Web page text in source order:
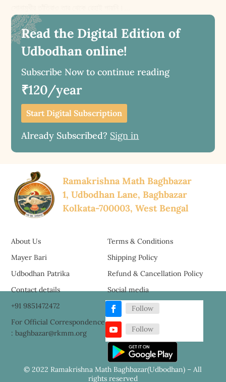
Read the Digital Edition of
Udbodhan online!
Subscribe Now to continue reading
₹120/year
Start Digital Subscription
Already Subscribed? Sign in
Ramakrishna Math Baghbazar
1, Udbodhan Lane, Baghbazar
Kolkata-700003, West Bengal
About Us
Mayer Bari
Udbodhan Patrika
Terms & Conditions
Shipping Policy
Refund & Cancellation Policy
Contact details
+91 9851472472
For Official Correspondence
: baghbazar@rkmm.org
Social media
Follow
Follow
© 2022 Ramakrishna Math Baghbazar(Udbodhan) – All
rights reserved